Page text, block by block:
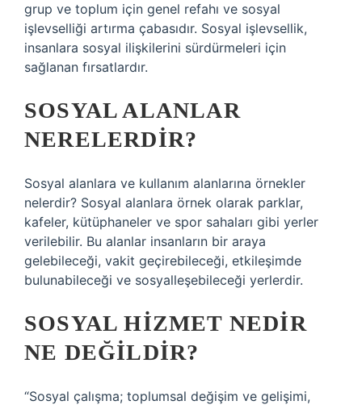
grup ve toplum için genel refahı ve sosyal
işlevselliği artırma çabasıdır. Sosyal işlevsellik,
insanlara sosyal ilişkilerini sürdürmeleri için
sağlanan fırsatlardır.
SOSYAL ALANLAR
NERELERDIR?
Sosyal alanlara ve kullanım alanlarına örnekler
nelerdir? Sosyal alanlara örnek olarak parklar,
kafeler, kütüphaneler ve spor sahaları gibi yerler
verilebilir. Bu alanlar insanların bir araya
gelebileceği, vakit geçirebileceği, etkileşimde
bulunabileceği ve sosyalleşebileceği yerlerdir.
SOSYAL HIZMET NEDIR
NE DEĞILDIR?
“Sosyal çalışma; toplumsal değişim ve gelişimi,